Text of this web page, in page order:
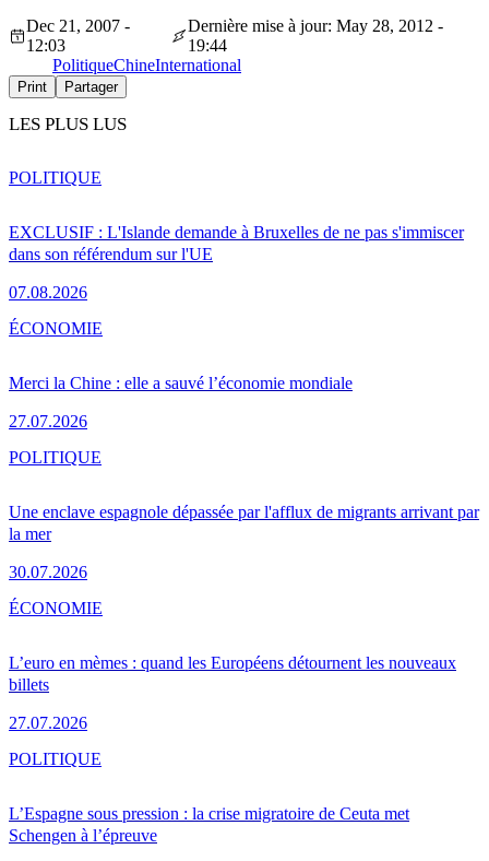
Dec 21, 2007 -
12:03
Dernière mise à jour: May 28, 2012 -
19:44
PolitiqueChineInternational
Print Partager
LES PLUS LUS
EXCLUSIF : L'Islande demande à Bruxelles de ne pas s'immiscer
dans son référendum sur l'UE
07.08.2026
POLITIQUE
Merci la Chine : elle a sauvé l’économie mondiale
27.07.2026
ÉCONOMIE
Une enclave espagnole dépassée par l'afflux de migrants arrivant par
la mer
30.07.2026
POLITIQUE
L’euro en mèmes : quand les Européens détournent les nouveaux
billets
27.07.2026
ÉCONOMIE
L’Espagne sous pression : la crise migratoire de Ceuta met
Schengen à l’épreuve
POLITIQUE